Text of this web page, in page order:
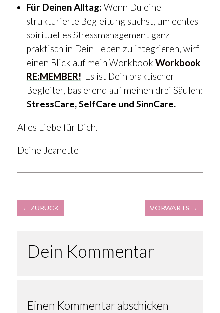
Für Deinen Alltag: Wenn Du eine
strukturierte Begleitung suchst, um echtes
spirituelles Stressmanagement ganz
praktisch in Dein Leben zu integrieren, wirf
einen Blick auf mein Workbook Workbook
RE:MEMBER!. Es ist Dein praktischer
Begleiter, basierend auf meinen drei Säulen:
StressCare, SelfCare und SinnCare.
Alles Liebe für Dich.
Deine Jeanette
← ZURÜCK VORWÄRTS →
Dein Kommentar
Einen Kommentar abschicken